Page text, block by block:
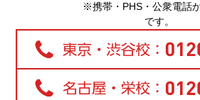
※携帯・PHS・公衆電話
です。